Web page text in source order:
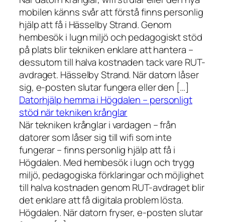
mobilen känns svår att förstå finns personlig
hjälp att få i Hässelby Strand. Genom
hembesök i lugn miljö och pedagogiskt stöd
på plats blir tekniken enklare att hantera –
dessutom till halva kostnaden tack vare RUT-
avdraget. Hässelby Strand. När datorn låser
sig, e-posten slutar fungera eller den […]
Datorhjälp hemma i Högdalen – personligt
stöd när tekniken krånglar
När tekniken krånglar i vardagen – från
datorer som låser sig till wifi som inte
fungerar – finns personlig hjälp att få i
Högdalen. Med hembesök i lugn och trygg
miljö, pedagogiska förklaringar och möjlighet
till halva kostnaden genom RUT-avdraget blir
det enklare att få digitala problem lösta.
Högdalen. När datorn fryser, e-posten slutar